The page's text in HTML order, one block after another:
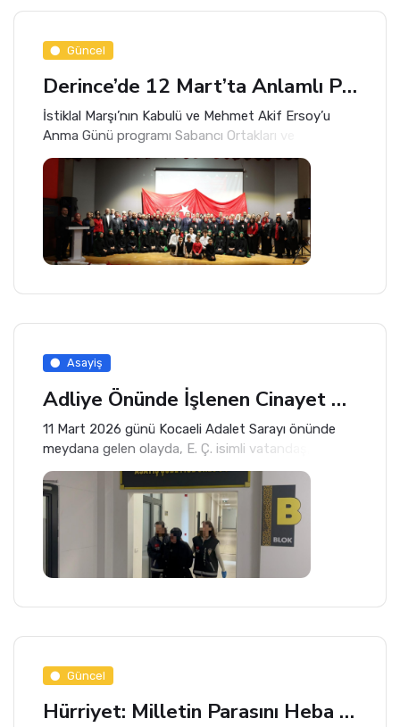
Güncel
Derince’de 12 Mart’ta Anlamlı Program
İstiklal Marşı’nın Kabulü ve Mehmet Akif Ersoy’u
Anma Günü programı Sabancı Ortakları ve
Çalışanları İlkokulu Konferans Salonu’nda
Asayiş
Adliye Önünde İşlenen Cinayet Şüphelisi Kadın Tutuklandı
11 Mart 2026 günü Kocaeli Adalet Sarayı önünde
meydana gelen olayda, E. Ç. isimli vatandaş, kesici
aletle saldırıya uğrayarak hayatını kaybetti.
Çevredekilerin ihbarı üzerine polis olay yerine hızla
Güncel
Hürriyet: Milletin Parasını Heba Ettirmeyeceğiz!